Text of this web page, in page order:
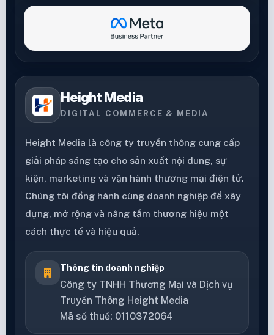
Height Media
DIGITAL COMMERCE & MEDIA
Height Media là công ty truyền thông cung cấp
giải pháp sáng tạo cho sản xuất nội dung, sự
kiện, marketing và vận hành thương mại điện tử.
Chúng tôi đồng hành cùng doanh nghiệp để xây
dựng, mở rộng và nâng tầm thương hiệu một
cách thực tế và hiệu quả.
Thông tin doanh nghiệp
Công ty TNHH Thương Mại và Dịch vụ
Truyền Thông Height Media
Mã số thuế: 0110372064